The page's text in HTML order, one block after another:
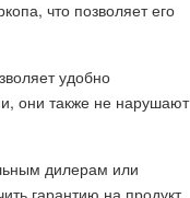
что позволяет его
удобно
они также не нарушают
дилерам или
гарантию на продукт.